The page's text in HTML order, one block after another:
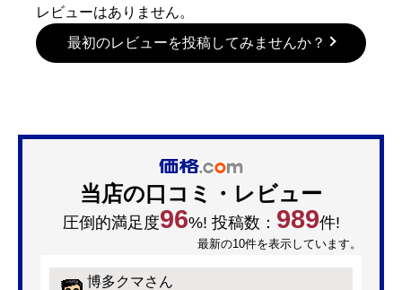
レビューはありません。
最初のレビューを投稿してみませんか？
当店の口コミ・レビュー
圧倒的満足度96%! 投稿数： 989件!
最新の10件を表示しています。
博多クマさん